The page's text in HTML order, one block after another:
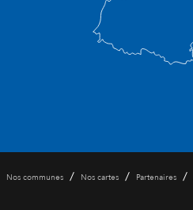
Nos communes / Nos cartes / Partenaires /